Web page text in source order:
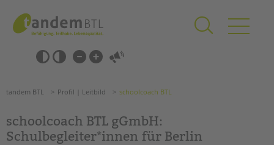
springen
Barrierefrei-
Einstellungen
überspringen
überspringen
SCHULE & GANZTAG
tandem BTL Profil | Leitbild schoolcoach BTL
schoolcoach BTL gGmbH:
Schulbegleiter*innen für Berlin